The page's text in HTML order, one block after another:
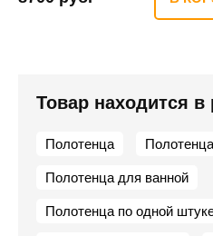
Товар находится в
Полотенца
Полотенца для ванной
Полотенца по одной